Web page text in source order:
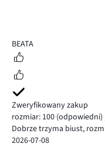
5
BEATA
Zweryfikowany zakup
rozmiar: 100 (odpowiedni)
Dobrze trzyma biust,
2026-07-08